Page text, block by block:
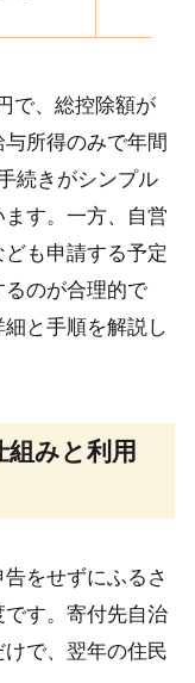
で、総控除額が
所得のみで年間
続きがシンプル
す。一方、自営
も申請する予定
のが合理的で
と手順を解説し
みと利用
をせずにふるさ
す。寄付先自治
で、翌年の住民